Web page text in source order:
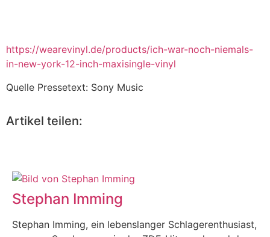
https://wearevinyl.de/products/ich-war-noch-niemals-
in-new-york-12-inch-maxisingle-vinyl
Quelle Pressetext: Sony Music
Artikel teilen:
Stephan Imming
Stephan Imming, ein lebenslanger Schlagerenthusiast,